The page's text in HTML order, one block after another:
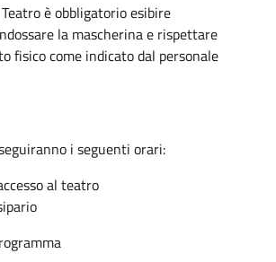
è obbligatorio esibire
la mascherina e rispettare
fisico come indicato dal personale
i seguenti orari:
al teatro